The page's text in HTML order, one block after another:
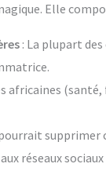
Elle
: La plupart
africaines
aux réseaux